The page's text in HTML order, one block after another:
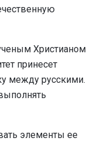
Христианом
принесет
между русскими.
элементы ее